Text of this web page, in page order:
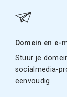
Domein en e-
Stuur je
socialmedia-
eenvoudig.